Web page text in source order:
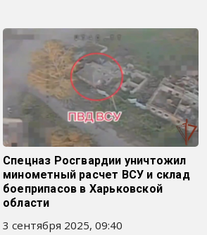
Спецназ Росгвардии уничтожил
минометный расчет ВСУ и склад
боеприпасов в Харьковской
области
3 сентября 2025, 09:40